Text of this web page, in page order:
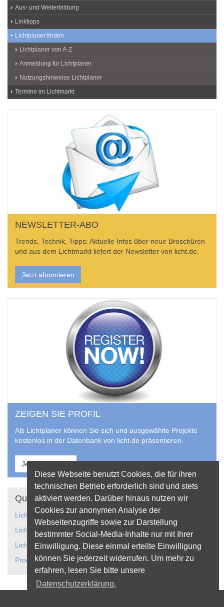
Aus- und Weiterbildung
Linktipps
Lichtplaner finden
Lichtplaner von A-Z
Anmeldung für Lichtplaner
Nutzungshinweise Lichtplaner
Termine im Lichtmarkt
NEWSLETTER-ABO
Trends, Technik, Tipps: Aktuelle Infos über neue Broschüren
und aus dem Lichtmarkt liefert der Newsletter von licht.de.
Jetzt abonnieren
ZEIGEN SIE PROFIL
Als Lichtplaner können Sie sich und ausgewählte Projekte
kostenlos in der Datenbank von licht.de präsentieren.
Jetzt anmelden
Quicklinks
Lichtanwendungen
Lichtplanung
Licht gestaltet Räume
Produkte und Hersteller
Diese Webseite benutzt Cookies, die für ihren
technischen Betrieb erforderlich sind und stets
aktiviert werden. Darüber hinaus nutzen wir
Cookies zur anonymen Analyse der
Webseitenzugriffe sowie zur Darstellung
bestimmter Social-Media-Inhalte nur mit Ihrer
Einwilligung. Diese einmal erteilte Einwilligung
können Sie jederzeit widerrufen. Um mehr zu
erfahren, lesen Sie bitte unsere
Datenschutzerklärung.